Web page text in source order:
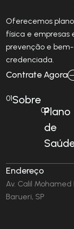
Oferecemos
física e empresas
prevenção e
credenciada.
Contrate Agora
01Sobre
02Plano
de
Endereço
Av. Calil Mohamed
Barueri, SP